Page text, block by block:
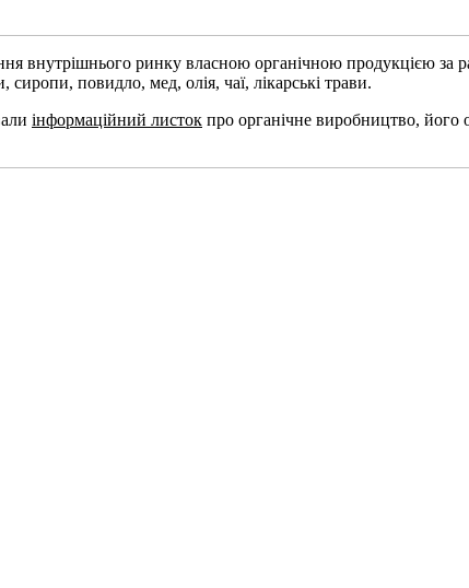
внутрішнього ринку власною органічною продукцією за
повидло, мед, олія, чаї, лікарські трави.
інформаційний листок про органічне виробництво, його